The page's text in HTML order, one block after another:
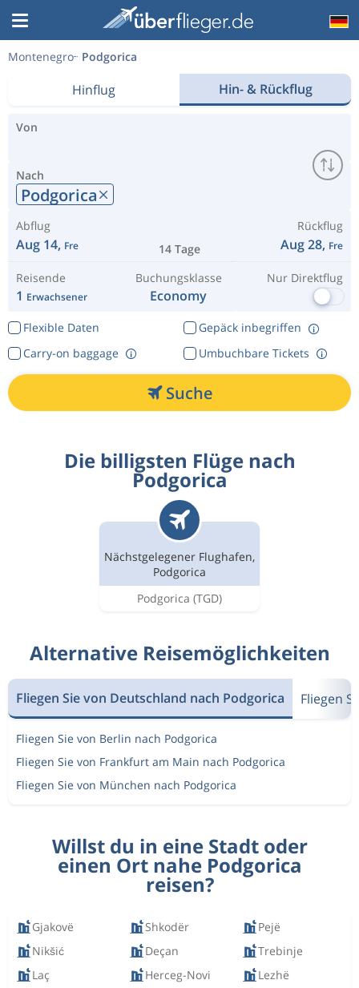
Montenegro Podgorica
Hinflug Hin- & Rückflug
Von
Nach
Podgorica
Abflug
Aug 14, Fre 14 Tage
Rückflug
Aug 28, Fre
Reisende
1 Erwachsener
Buchungsklasse
Economy
Nur Direktflug
Flexible Daten
Gepäck inbegriffen
Umbuchbare Tickets
Carry-on baggage
Suche
Die billigsten Flüge nach
Podgorica
Nächstgelegener Flughafen,
Podgorica
Podgorica (TGD)
Alternative Reisemöglichkeiten
Fliegen Sie von Deutschland nach Podgorica Fliegen
Fliegen Sie von Berlin nach Podgorica
Fliegen Sie von Frankfurt am Main nach Podgorica
Fliegen Sie von München nach Podgorica
Willst du in eine Stadt oder
einen Ort nahe Podgorica
reisen?
Gjakovë Shkodër
Pejë
Nikšić
Deçan
Trebinje
Laç
Herceg-Novi
Lezhë